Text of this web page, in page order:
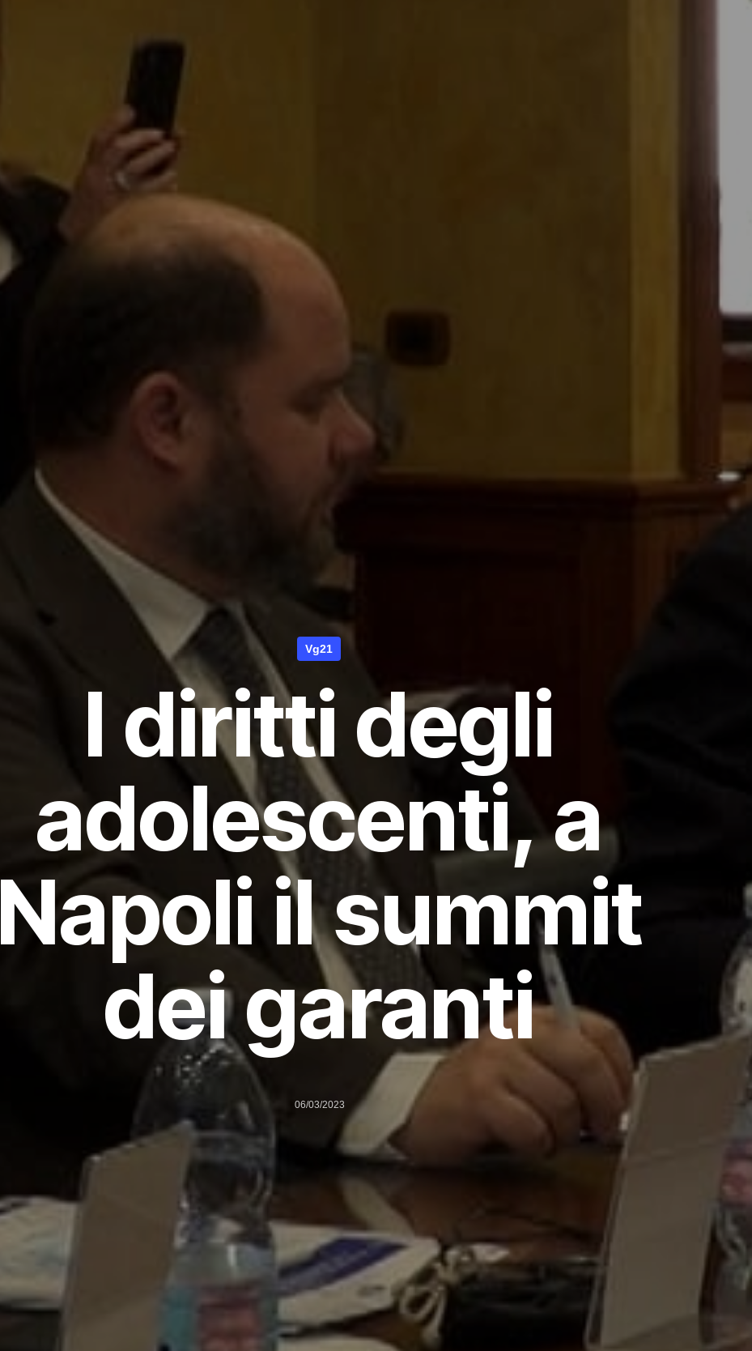
Vg21
I diritti degli
adolescenti, a
Napoli il summit
dei garanti
06/03/2023